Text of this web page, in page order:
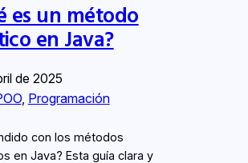
es un método
en Java?
de 2025
, Programación
con los métodos
en Java? Esta guía clara y